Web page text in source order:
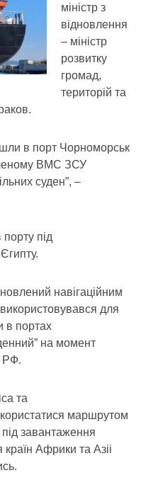
міністр з
відновлення
– міністр
розвитку
громад,
територій та
в порт Чорноморськ
ВМС ЗСУ
суден”, –
під
навігаційним
для
в портах
на момент
РФ.
та
маршрутом
завантаження
Африки та Азіі